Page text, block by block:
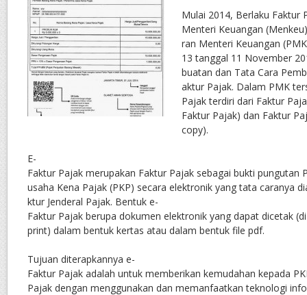
Mulai 2014, Berlaku Faktur
Menteri Keuangan
ran Menteri Keuangan
13 tanggal 11 November
buatan dan Tata Cara
aktur Pajak. Dalam PMK
Pajak terdiri dari Faktur
Faktur Pajak) dan Faktur
copy).
E-
Faktur Pajak merupakan Faktur Pajak sebagai bukti pungutan
usaha Kena Pajak (PKP) secara elektronik yang tata caranya
ktur Jenderal Pajak. Bentuk e-
Faktur Pajak berupa dokumen elektronik yang dapat dicetak
print) dalam bentuk kertas atau dalam bentuk file pdf.
Tujuan diterapkannya e-
Faktur Pajak adalah untuk memberikan kemudahan kepada
Pajak dengan menggunakan dan memanfaatkan teknologi